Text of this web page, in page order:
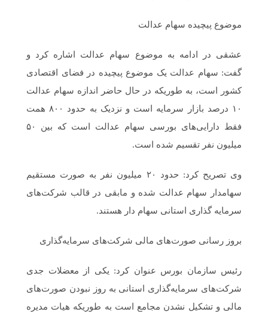
موضوع پیچیده سهام عدالت
عشقی در ادامه به موضوع سهام عدالت اشاره کرد و
گفت: سهام عدالت یک موضوع پیچیده در فضای اقتصادی
کشور است، به طوریکه در حال حاضر اندازه سهام عدالت
۱۰ درصد بازار سرمایه است و نزدیک به حدود ۸۰۰ همت
فقط دارایی‌های بورسی سهام عدالت است که بین ۵۰
میلیون نفر تقسیم شده است.
وی تصریح کرد: حدود ۲۰ میلیون نفر به صورت مستقیم
سهامدار سهام عدالت شده و مابقی در قالب شرکت‌های
سرمایه گذاری استانی سهام دار هستند.
بروز رسانی صورت‌های مالی شرکت‌های سرمایه‌گذاری
رئیس سازمان بورس عنوان کرد: یکی از معضلات جدی
شرکت‌های سرمایه‌گذاری استانی به روز نبودن صورت‌های
مالی و تشکیل نشدن مجامع است به طوریکه هیات مدیره